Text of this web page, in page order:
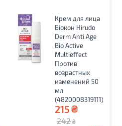
Крем для лица
Біокон Hirudo
Derm Anti Age
Bio Active
Multieffect
Против
возрастных
изменений 50
мл
(4820008319111)
215₴
242 ₴